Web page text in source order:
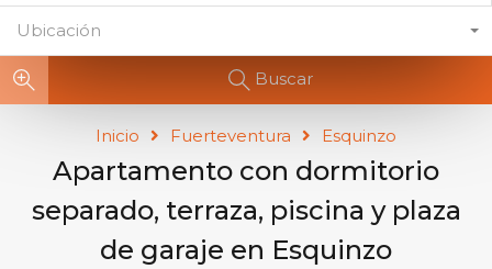
Ubicación
Buscar
Inicio Fuerteventura Esquinzo
Apartamento con dormitorio
separado, terraza, piscina y plaza
de garaje en Esquinzo